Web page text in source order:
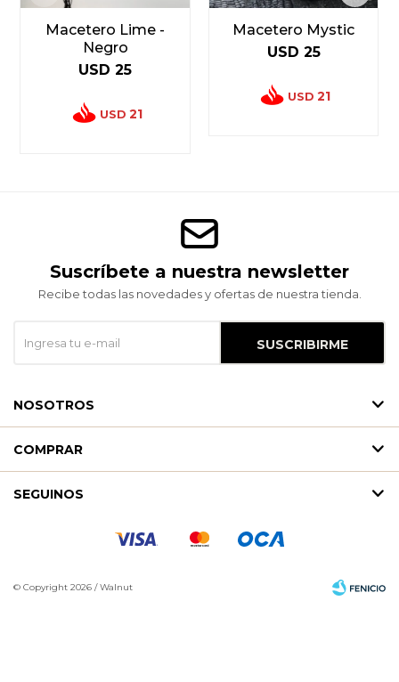
Macetero Lime -
Negro
USD 25
USD 21
Macetero Mystic
USD 25
USD 21
Suscríbete a nuestra newsletter
Recibe todas las novedades y ofertas de nuestra tienda.
SUSCRIBIRME
NOSOTROS
COMPRAR
SEGUINOS
© Copyright 2026 / Walnut